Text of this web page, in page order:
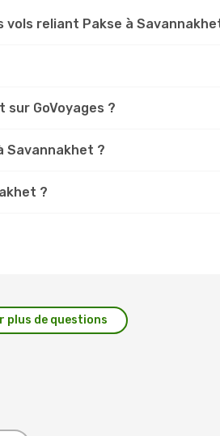
reliant Pakse à
GoVoyages ?
Savannakhet ?
?
plus de questions